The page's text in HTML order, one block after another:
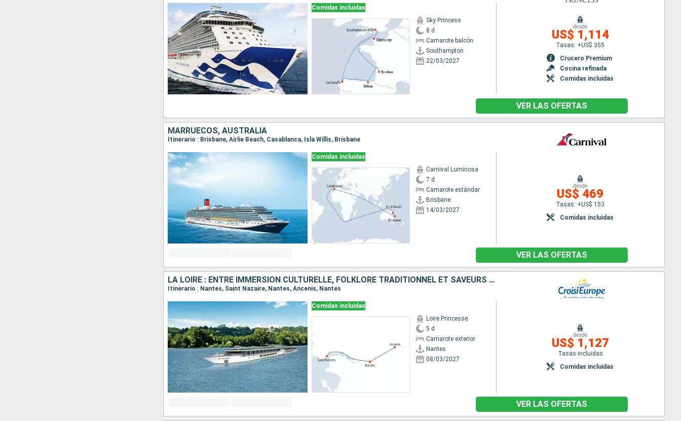
Comidas incluidas
Sky Princess
8 d
Camarote balcón
Southampton
22/03/2027
desde
US$ 1,114
Tasas: +US$ 355
Crucero Premium
Cocina refinada
Comidas incluidas
VER LAS OFERTAS
MARRUECOS, AUSTRALIA
Itinerario : Brisbane, Airlie Beach, Casablanca, Isla Willis, Brisbane
Comidas incluidas
Carnival Luminosa
7 d
Camarote estándar
Brisbane
14/03/2027
desde
US$ 469
Tasas: +US$ 153
Comidas incluidas
VER LAS OFERTAS
LA LOIRE : ENTRE IMMERSION CULTURELLE, FOLKLORE TRADITIONNEL ET SAVEURS LOCALES
Itinerario : Nantes, Saint Nazaire, Nantes, Ancenis, Nantes
Comidas incluidas
Loire Princesse
5 d
Camarote exterior
Nantes
08/03/2027
desde
US$ 1,127
Tasas incluidas
Comidas incluidas
VER LAS OFERTAS